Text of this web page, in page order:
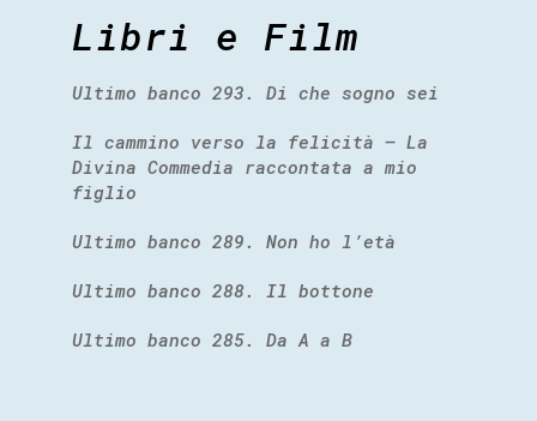
Libri e Film
Ultimo banco 293. Di che sogno sei
Il cammino verso la felicità – La
Divina Commedia raccontata a mio
figlio
Ultimo banco 289. Non ho l’età
Ultimo banco 288. Il bottone
Ultimo banco 285. Da A a B